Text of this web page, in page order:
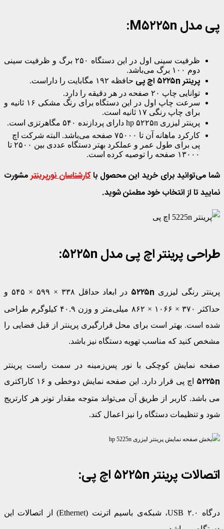
پی مدل M۵۲۲۵n :
ظرفیت سینی اول در این دستگاه ۲۵۰ برگ و ظرفیت سینی
دوم ۱۰۰ برگ می‌باشد.
پرینتر ۵۲۲۵n اچ پی
حافظه ۱۹۲ مگابایت را داراست.
توانایی چاپ ۲۰ صفحه در هر دقیقه را دارد.
سرعت چاپ اول در این دستگاه برای رنگ مشکی ۱۶ ثانیه و
برای چاپ رنگی ۱۷ ثانیه است.
پرینتر لیزری hp ۵۲۲۵n
دارای پردازنده ۵۴۰ مگاهرتزی است.
کارکرد ماهانه آن تا ۷۵۰۰۰ صفحه می‌باشد. البته شرکت اچ
پی برای طول عمر و عملکرد بهتر دستگاه عددی بین ۲۵۰۰ تا
۱۳۰۰۰ صفحه را توصیه کرده است.
شما می‌توانید برای خرید این محصول باکارشناسان نورپرینترمشورت
نمایید تا از انتخاب خود مطمئن شوید.
طراحیپرینتر اچ پی مدل ۵۲۲۵n
:
پرینتر رنگی لیزری ۵۲۲۵n
در ابعاد حداقل ۳۳۸ × ۵۹۹ × ۵۴۵ و
حداکثر ۳۷۰ × ۱۰۶۶ × ۸۶۲ میلی‌متر و وزن ۴۰.۹ کیلوگرم طراحی
شده است. بهتر است برای محل قرارگیری پرینتر از قبل فضایی را
مشخص کنید که مناسب تهویه دستگاه نیز باشد.
صفحه نمایش کوچکی با نور پس‌زمینه در سمت راست پرینتر
۵۲۲۵n
اچ پی قرار دارد. این صفحه نمایش دوخطی و ۱۶ کاراکتری
می باشد. کاربر از طریق آن می‌تواند متوجه مقدار تونر هر کارتریج
شود و تنظیمات دستگاه را نیز اعمال کند.
اتصالات پرینتر ۵۲۲۵n اچ پی:
درگاه ۲.۰ USB، شبکه‌ی باسیم اترنت (Ethernet) از اتصالات این